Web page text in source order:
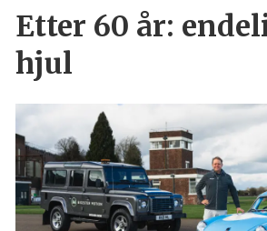
Etter 60 år:
hjul